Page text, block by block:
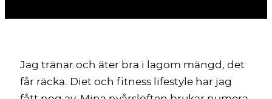
Jag tränar och äter bra i lagom mängd, det
får räcka. Diet och fitness lifestyle har jag